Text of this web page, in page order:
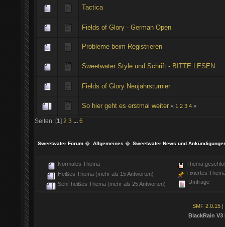
Tactica
Fields of Glory - German Open
Probleme beim Registrieren
Sweetwater Style und Schrift - BITTE LESEN
Fields of Glory Neujahrsturnier
So hier geht es erstmal weiter « 1 2 3 4 »
Seiten: [1] 2 3 6
Sweetwater Forum � Allgemeines � Sweetwater News und
Normales Thema
Heißes Thema (mehr als 15 Antworten)
Sehr heißes Thema (mehr als 25 Antworten)
Thema
Fixiertes
Umfrage
SMF 2.0.15 |
BlackRain V3